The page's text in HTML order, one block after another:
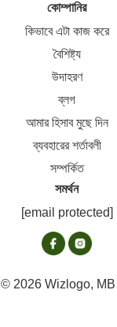
কোম্পানির
কিভাবে এটা কাজ করে
বৈশিষ্ট্য
উদাহরণ
ব্লগ
আমার হিসাব মুছে দিন
ব্যবহারের শর্তাবলী
সম্পর্কিত
সমর্থন
[email protected]
© 2026 Wizlogo, MB